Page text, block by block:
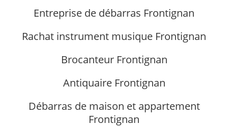
Entreprise de débarras Frontignan
Rachat instrument musique Frontignan
Brocanteur Frontignan
Antiquaire Frontignan
Débarras de maison et appartement
Frontignan